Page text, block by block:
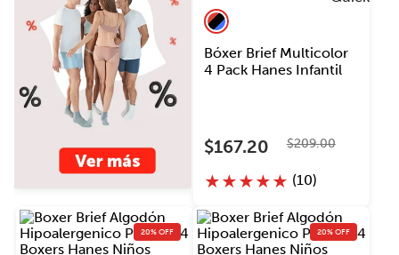
Bóxer Brief Multicolor
4 Pack Hanes Infantil
$167.20 $209.00
★★★★★ (10)
20% OFF 20% OFF